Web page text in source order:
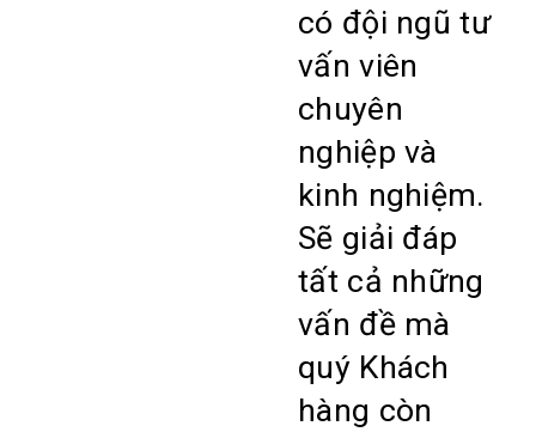
có đội ngũ tư
vấn viên
chuyên
nghiệp và
kinh nghiệm.
Sẽ giải đáp
tất cả những
vấn đề mà
quý Khách
hàng còn